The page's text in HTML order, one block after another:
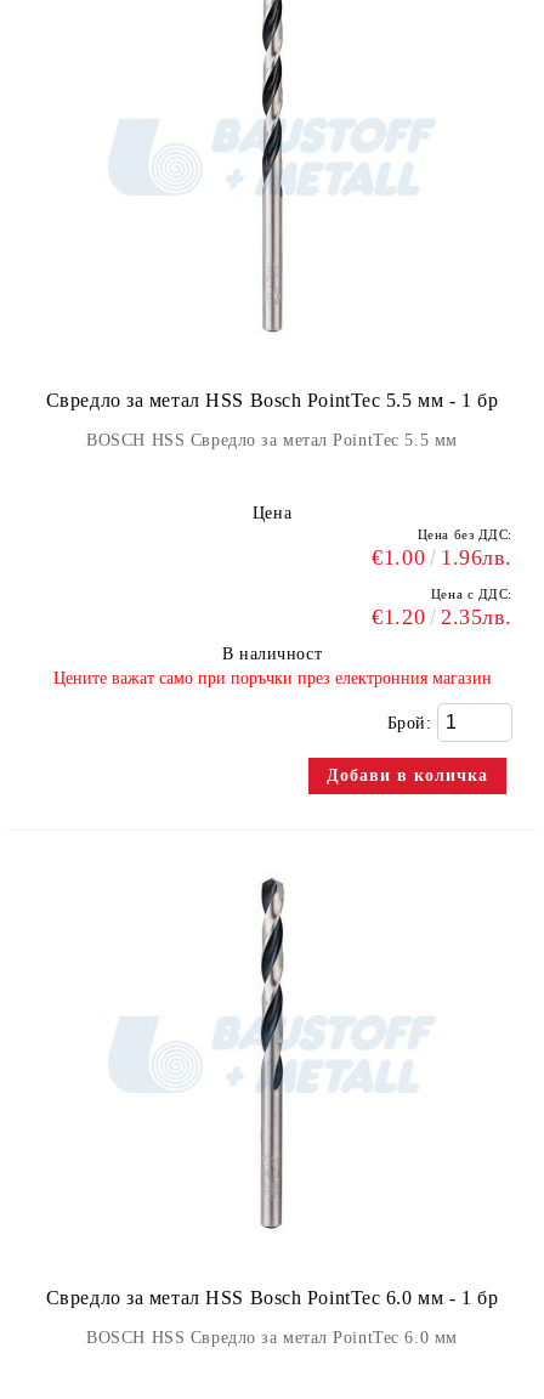
Свредло за метал HSS Bosch PointTec 5.5 мм - 1 бр
BOSCH HSS Свредло за метал PointTec 5.5 мм
Цена
Цена без ДДС:
€1.00 1.96лв.
Цена с ДДС:
€1.20 2.35лв.
В наличност
​Цените важат само при поръчки през електронния магазин
Брой:
Свредло за метал HSS Bosch PointTec 6.0 мм - 1 бр
BOSCH HSS Свредло за метал PointTec 6.0 мм